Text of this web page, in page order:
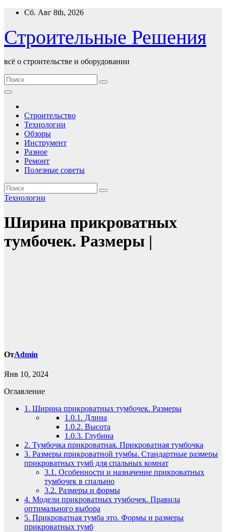
Перейти
содержимому
Сб. Авг 8th, 2026
Строительные Решения
всё о строительстве и оборудовании
Строительство
Технологии
Обзоры
Инструмент
Разное
Ремонт
Полезные советы
Технологии
Ширина прикроватных
тумбочек. Размеры |
ОтAdmin
Янв 10, 2024
Оглавление
1. Ширина прикроватных тумбочек. Размеры
1.0.1. Длина
1.0.2. Высота
1.0.3. Глубина
2. Тумбочка прикроватная. Прикроватная тумбочка
3. Размеры прикроватной тумбы. Стандартные размеры
прикроватных тумб для спальных комнат
3.1. Особенности и назначение прикроватных
тумбочек в спальню
3.2. Размеры и формы
4. Модели прикроватных тумбочек. Правила
оптимального выбора
5. Прикроватная тумба это. Формы и размеры
прикроватных тумб